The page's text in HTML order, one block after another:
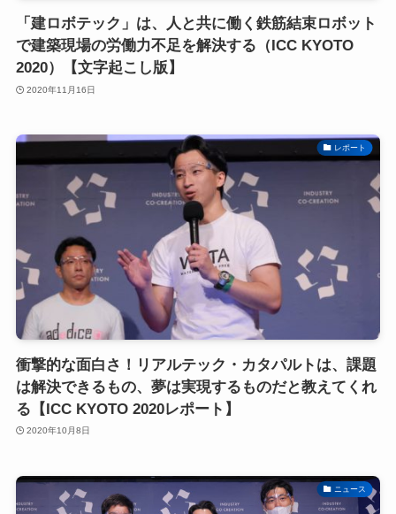
「建ロボテック」は、人と共に働く鉄筋結束ロボット
で建築現場の労働力不足を解決する（ICC KYOTO
2020）【文字起こし版】
2020年11月16日
レポート
衝撃的な面白さ！リアルテック・カタパルトは、課題
は解決できるもの、夢は実現するものだと教えてくれ
る【ICC KYOTO 2020レポート】
2020年10月8日
ニュース